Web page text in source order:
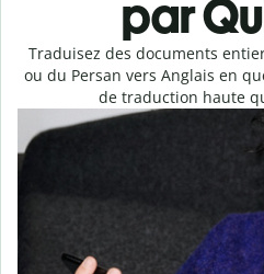
par
Traduisez des documents
ou du Persan vers Anglais en
de traduction haute